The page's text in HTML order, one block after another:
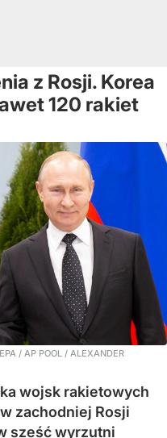
z Rosji. Korea
120 rakiet
/ AP POOL / ALEXANDER
wojsk rakietowych
zachodniej Rosji
sześć wyrzutni